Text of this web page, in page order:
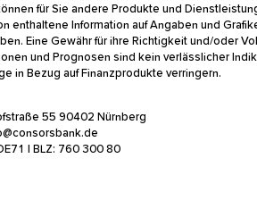
können für Sie andere Produkte und
enthaltene Information auf
Eine Gewähr für ihre Richtigkeit und/
und Prognosen sind kein verlässlicher
in Bezug auf Finanzprodukte verringern.
55 90402 Nürnberg
| BLZ: 760 300 80